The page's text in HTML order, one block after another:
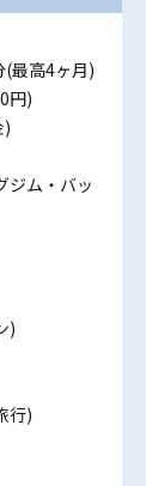
最高4ヶ月)
円)
)
ジム・バッ
)
行)